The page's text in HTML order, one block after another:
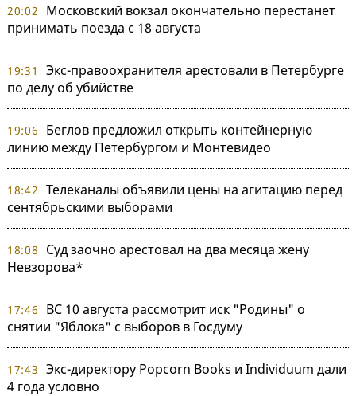
20:02
Московский вокзал окончательно перестанет
принимать поезда с 18 августа
19:31
Экс-правоохранителя арестовали в Петербурге
по делу об убийстве
19:06
Беглов предложил открыть контейнерную
линию между Петербургом и Монтевидео
18:42 Телеканалы объявили цены на агитацию перед
сентябрьскими выборами
18:08
Суд заочно арестовал на два месяца жену
Невзорова*
17:46
ВС 10 августа рассмотрит иск "Родины" о
снятии "Яблока" с выборов в Госдуму
17:43 Экс-директору Popcorn Books и Individuum дали
4 года условно